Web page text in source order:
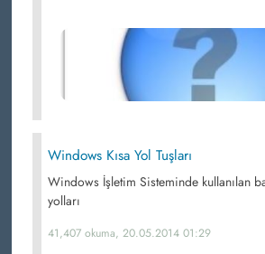
Windows Kısa Yol Tuşları
Windows İşletim Sisteminde kullanılan
yolları
41,407 okuma, 20.05.2014 01:29